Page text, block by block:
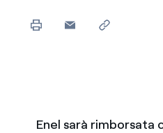
Raccontiamo la storia
Enel sarà rimborsata